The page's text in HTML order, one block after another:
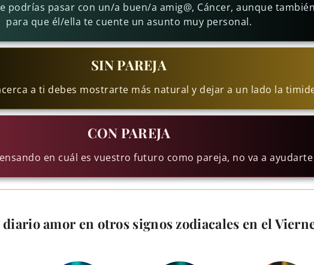
podrías pasar con un/a buen/a amig@, Cáncer, aunque
para que él/ella te cuente un asunto muy personal.
SIN PAREJA
a ti debes mostrarte más natural y dejar a un lado la
CON PAREJA
en cuál es vuestro futuro como pareja, no va a
amor en otros signos zodiacales en el